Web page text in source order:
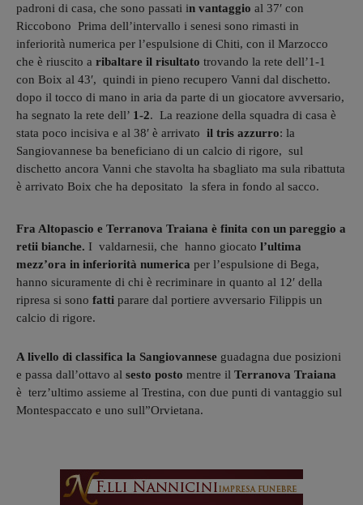
padroni di casa, che sono passati in vantaggio al 37′ con
Riccobono Prima dell’intervallo i senesi sono rimasti in
inferiorità numerica per l’espulsione di Chiti, con il Marzocco
che è riuscito a ribaltare il risultato trovando la rete dell’1-1
con Boix al 43′, quindi in pieno recupero Vanni dal dischetto.
dopo il tocco di mano in aria da parte di un giocatore avversario,
ha segnato la rete dell’ 1-2. La reazione della squadra di casa è
stata poco incisiva e al 38′ è arrivato il tris azzurro: la
Sangiovannese ba beneficiano di un calcio di rigore, sul
dischetto ancora Vanni che stavolta ha sbagliato ma sula ribattuta
è arrivato Boix che ha depositato la sfera in fondo al sacco.
Fra Altopascio e Terranova Traiana è finita con un pareggio a
retii bianche. I valdarnesii, che hanno giocato l’ultima
mezz’ora in inferiorità numerica per l’espulsione di Bega,
hanno sicuramente di chi è recriminare in quanto al 12′ della
ripresa si sono fatti parare dal portiere avversario Filippis un
calcio di rigore.
A livello di classifica la Sangiovannese guadagna due posizioni
e passa dall’ottavo al sesto posto mentre il Terranova Traiana
è terz’ultimo assieme al Trestina, con due punti di vantaggio sul
Montespaccato e uno sull”Orvietana.